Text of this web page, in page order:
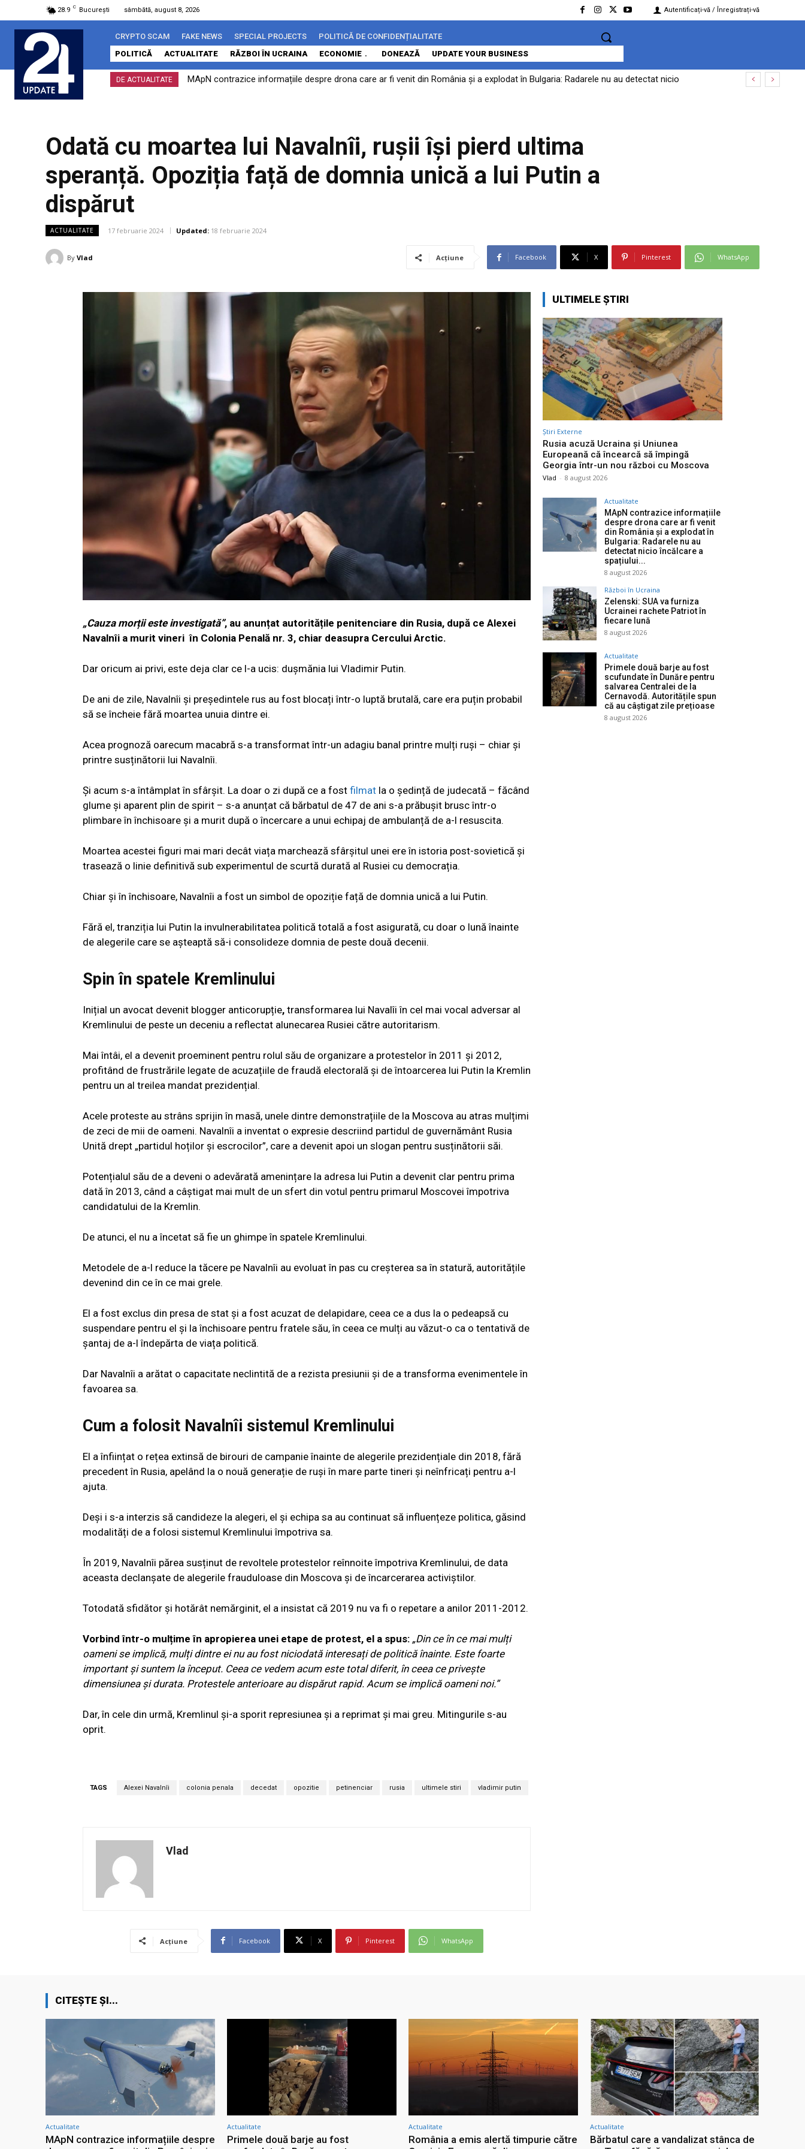
28.9 C București sâmbătă, august 8, 2026 Autentificați-vă / Înregistrați-vă
CRYPTO SCAM FAKE NEWS SPECIAL PROJECTS
POLITICĂ DE CONFIDENȚIALITATE
POLITICĂ
ACTUALITATE RĂZBOI ÎN UCRAINA ECONOMIE DONEAZĂ UPDATE YOUR BUSINESS
DE ACTUALITATE
MApN contrazice informațiile despre drona care ar fi venit din România și a explodat în Bulgaria: Radarele nu au detectat nicio
Zelenski: SUA va furniza Ucrainei rachete Patriot în fiecare lună
Odată cu moartea lui Navalnîi, rușii își pierd ultima
speranță. Opoziția față de domnia unică a lui Putin a
dispărut
ACTUALITATE 17 februarie 2024 Updated: 18 februarie 2024
By Vlad Acțiune Facebook X Pinterest WhatsApp
„Cauza morții este investigată”, au anunțat autoritățile penitenciare din Rusia, după ce Alexei
Navalnîi a murit vineri în Colonia Penală nr. 3, chiar deasupra Cercului Arctic.
Dar oricum ai privi, este deja clar ce l-a ucis: dușmănia lui Vladimir Putin.
De ani de zile, Navalnîi și președintele rus au fost blocați într-o luptă brutală, care era puțin probabil
să se încheie fără moartea unuia dintre ei.
Acea prognoză oarecum macabră s-a transformat într-un adagiu banal printre mulți ruși – chiar și
printre susținătorii lui Navalnîi.
Și acum s-a întâmplat în sfârșit. La doar o zi după ce a fost filmat la o ședință de judecată – făcând
glume și aparent plin de spirit – s-a anunțat că bărbatul de 47 de ani s-a prăbușit brusc într-o
plimbare în închisoare și a murit după o încercare a unui echipaj de ambulanță de a-l resuscita.
Moartea acestei figuri mai mari decât viața marchează sfârșitul unei ere în istoria post-sovietică și
trasează o linie definitivă sub experimentul de scurtă durată al Rusiei cu democrația.
Chiar și în închisoare, Navalnîi a fost un simbol de opoziție față de domnia unică a lui Putin.
Fără el, tranziția lui Putin la invulnerabilitatea politică totală a fost asigurată, cu doar o lună înainte
de alegerile care se așteaptă să-i consolideze domnia de peste două decenii.
Spin în spatele Kremlinului
Inițial un avocat devenit blogger anticorupție, transformarea lui Navalîi în cel mai vocal adversar al
Kremlinului de peste un deceniu a reflectat alunecarea Rusiei către autoritarism.
Mai întâi, el a devenit proeminent pentru rolul său de organizare a protestelor în 2011 și 2012,
profitând de frustrările legate de acuzațiile de fraudă electorală și de întoarcerea lui Putin la Kremlin
pentru un al treilea mandat prezidențial.
Acele proteste au strâns sprijin în masă, unele dintre demonstrațiile de la Moscova au atras mulțimi
de zeci de mii de oameni. Navalnîi a inventat o expresie descriind partidul de guvernământ Rusia
Unită drept „partidul hoților și escrocilor”, care a devenit apoi un slogan pentru susținătorii săi.
Potențialul său de a deveni o adevărată amenințare la adresa lui Putin a devenit clar pentru prima
dată în 2013, când a câștigat mai mult de un sfert din votul pentru primarul Moscovei împotriva
candidatului de la Kremlin.
De atunci, el nu a încetat să fie un ghimpe în spatele Kremlinului.
Metodele de a-l reduce la tăcere pe Navalnîi au evoluat în pas cu creșterea sa în statură, autoritățile
devenind din ce în ce mai grele.
El a fost exclus din presa de stat și a fost acuzat de delapidare, ceea ce a dus la o pedeapsă cu
suspendare pentru el și la închisoare pentru fratele său, în ceea ce mulți au văzut-o ca o tentativă de
șantaj de a-l îndepărta de viața politică.
Dar Navalnîi a arătat o capacitate neclintită de a rezista presiunii și de a transforma evenimentele în
favoarea sa.
Cum a folosit Navalnîi sistemul Kremlinului
El a înființat o rețea extinsă de birouri de campanie înainte de alegerile prezidențiale din 2018, fără
precedent în Rusia, apelând la o nouă generație de ruși în mare parte tineri și neînfricați pentru a-l
ajuta.
Deși i s-a interzis să candideze la alegeri, el și echipa sa au continuat să influențeze politica, găsind
modalități de a folosi sistemul Kremlinului împotriva sa.
În 2019, Navalnîi părea susținut de revoltele protestelor reînnoite împotriva Kremlinului, de data
aceasta declanșate de alegerile frauduloase din Moscova și de încarcerarea activiștilor.
Totodată sfidător și hotărât nemărginit, el a insistat că 2019 nu va fi o repetare a anilor 2011-2012.
Vorbind într-o mulțime în apropierea unei etape de protest, el a spus: „Din ce în ce mai mulți
oameni se implică, mulți dintre ei nu au fost niciodată interesați de politică înainte. Este foarte
important și suntem la început. Ceea ce vedem acum este total diferit, în ceea ce privește
dimensiunea și durata. Protestele anterioare au dispărut rapid. Acum se implică oameni noi.”
Dar, în cele din urmă, Kremlinul și-a sporit represiunea și a reprimat și mai greu. Mitingurile s-au
oprit.
TAGS Alexei Navalnîi colonia penala decedat opozitie petinenciar rusia ultimele stiri vladimir putin
Vlad
Acțiune Facebook X Pinterest WhatsApp
ULTIMELE ȘTIRI
Știri Externe
Rusia acuză Ucraina și Uniunea
Europeană că încearcă să împingă
Georgia într-un nou război cu Moscova
Vlad - 8 august 2026
Actualitate
MApN contrazice informațiile
despre drona care ar fi venit
din România și a explodat în
Bulgaria: Radarele nu au
detectat nicio încălcare a
spațiului...
8 august 2026
Război în Ucraina
Zelenski: SUA va furniza
Ucrainei rachete Patriot în
fiecare lună
8 august 2026
Actualitate
Primele două barje au fost
scufundate în Dunăre pentru
salvarea Centralei de la
Cernavodă. Autoritățile spun
că au câștigat zile prețioase
8 august 2026
CITEȘTE ȘI...
Actualitate
MApN contrazice informațiile despre
Actualitate
Primele două barje au fost
Actualitate
România a emis alertă timpurie către
Actualitate
Bărbatul care a vandalizat stânca de